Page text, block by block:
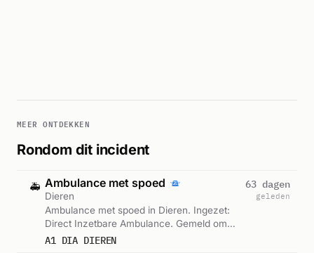
MEER ONTDEKKEN
Rondom dit incident
🚑 Ambulance met spoed
Dieren
Ambulance met spoed in Dieren. Ingezet:
Direct Inzetbare Ambulance. Gemeld om
13:43.
A1 DIA DIEREN
63 dagen
geleden